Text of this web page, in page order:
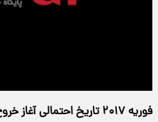
فوریه ۲۰۱۷ تاریخ احتمالی آغاز خروج بریتانیا از اتحادیه اروپا